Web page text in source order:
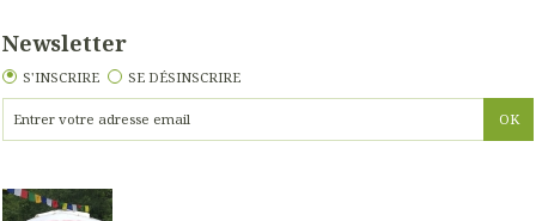
Newsletter
S'INSCRIRE SE DÉSINSCRIRE